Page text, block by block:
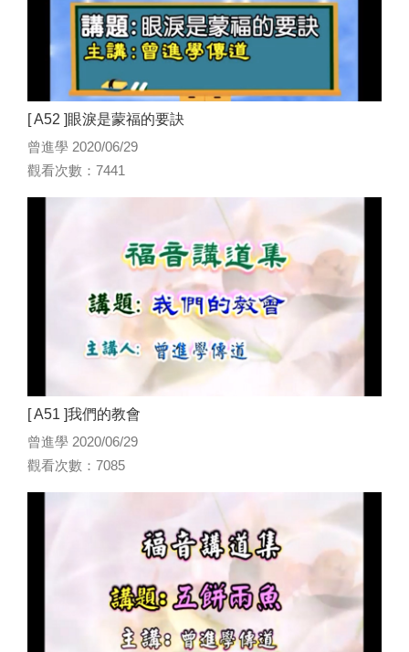
[ A52 ]眼淚是蒙福的要訣
曾進學 2020/06/29
觀看次數：7441
[ A51 ]我們的教會
曾進學 2020/06/29
觀看次數：7085